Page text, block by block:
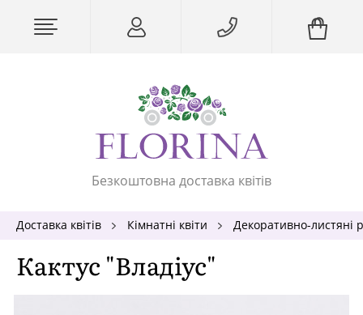
Безкоштовна доставка квітів
Доставка квітів Кімнатні квіти Декоративно-листяні
Кактус "Владіус"